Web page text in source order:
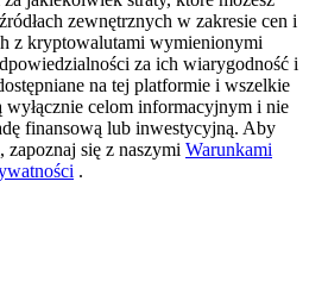
10% APR
| Daily Rewards
zewnętrznych w zakresie cen i
z kryptowalutami wymienionymi
za ich wiarygodność i
na tej platformie i wszelkie
wyłącznie celom informacyjnym i nie
finansową lub inwestycyjną. Aby
się z naszymi Warunkami
.